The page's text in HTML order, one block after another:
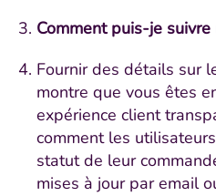
Comment puis-je suivre
Fournir des détails sur
montre que vous êtes
expérience client
comment les
statut de leur
mises à jour par email